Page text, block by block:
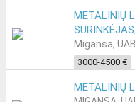
METALINIŲ
Migansa, UAB
3000-4500 €
METALINIŲ